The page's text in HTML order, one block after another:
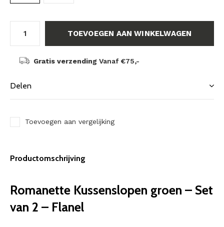
TOEVOEGEN AAN WINKELWAGEN
Gratis verzending Vanaf €75,-
Delen
Toevoegen aan vergelijking
Productomschrijving
Romanette Kussenslopen groen – Set
van 2 – Flanel